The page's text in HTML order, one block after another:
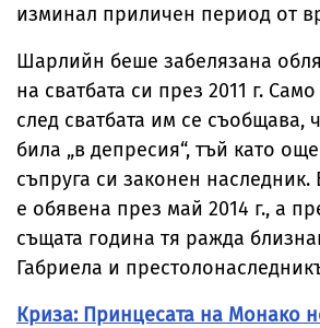
изминал приличен период от
Шарлийн беше забелязана
на сватбата си през 2011 г.
след сватбата им се съобщава,
била „в депресия“, тъй като
съпруга си законен наследник.
е обявена през май 2014 г., а
същата година тя ражда
Габриела и
Криза: Принцесата на Монако